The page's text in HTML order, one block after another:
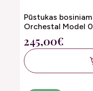
Pūstukas
Orchestal Model
245,00€